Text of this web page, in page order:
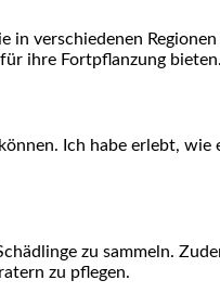
verschiedenen
‌ihre⁣ Fortpflanzung bieten.
Ich habe erlebt,
⁤zu sammeln.
zu ⁢pflegen.